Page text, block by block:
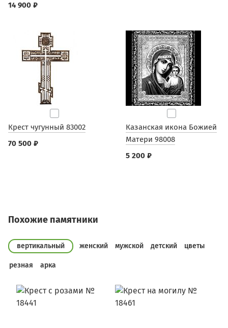
14 900 ₽
Крест чугунный 83002
70 500 ₽
Казанская икона Божией
Матери 98008
5 200 ₽
Похожие памятники
вертикальный женский мужской детский цветы
резная арка